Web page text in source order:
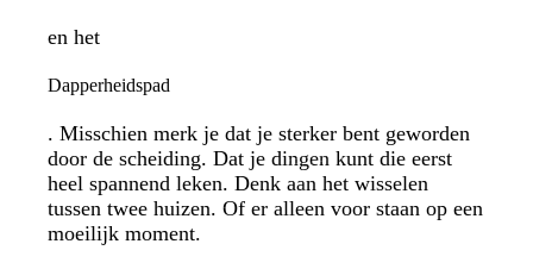
en het
Dapperheidspad
. Misschien merk je dat je sterker bent geworden
door de scheiding. Dat je dingen kunt die eerst
heel spannend leken. Denk aan het wisselen
tussen twee huizen. Of er alleen voor staan op een
moeilijk moment.